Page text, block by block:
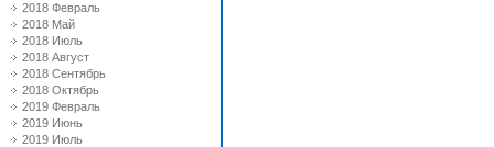
2018 Февраль
2018 Май
2018 Июль
2018 Август
2018 Сентябрь
2018 Октябрь
2019 Февраль
2019 Июнь
2019 Июль